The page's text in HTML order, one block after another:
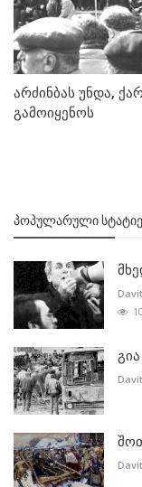
არძინბას უნდა,
გამოიყენოს
ᲞᲝᲞᲣᲚᲐᲠᲣᲚᲘ